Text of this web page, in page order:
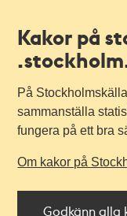
Kakor på
På
sammanställa
fungera på ett bra
Om kakor på
Godkänn alla